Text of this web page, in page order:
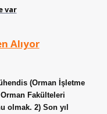
var
Alıyor
(Orman İşletme
Fakülteleri
olmak. 2) Son yıl